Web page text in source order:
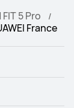
FIT 5 Pro
France